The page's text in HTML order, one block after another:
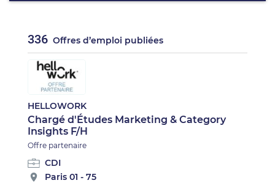
336 Offres d’emploi publiées
HELLOWORK
Chargé d'Études Marketing & Category
Insights F/H
Offre partenaire
CDI
Paris 01 - 75